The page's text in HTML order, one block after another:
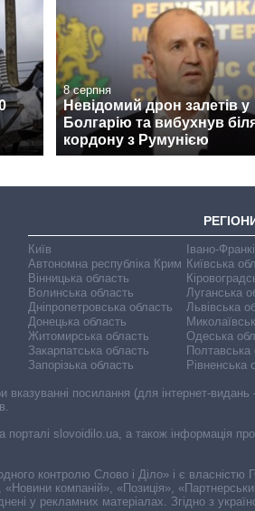
8 серпня
Невідомий дрон залетів у
Болгарію та вибухнув
кордону з Румунією
Київ
Автономна республіка Крим
Вінницька область
Волинська область
Дніпропетровська область
Донецька область
Житомирська область
Закарпатська область
Запорізька область
Івано-
Київська
Луганська
Львівська
Одеська
Полтавська
Рівненська
вказуванні посилання (для інтернет-
порталі slovoidilo.ua, а також інформація
контролю Слово і Діло» і є
компаній», «Позиція»,
у рекламних матеріалах. Згідно з